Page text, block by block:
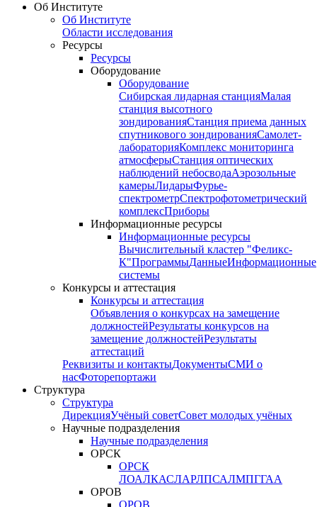
Об Институте
Об Институте
Области исследования
Ресурсы
Ресурсы
Оборудование
Оборудование
Сибирская лидарная станцияМалая
станция высотного
зондированияСтанция приема данных
спутникового зондированияСамолет-
лабораторияКомплекс мониторинга
атмосферыСтанция оптических
наблюдений небосводаАэрозольные
камерыЛидарыФурье-
спектрометрСпектрофотометрический
комплексПриборы
Информационные ресурсы
Информационные ресурсы
Вычислительный кластер "Феликс-
К"ПрограммыДанныеИнформационные
системы
Конкурсы и аттестация
Конкурсы и аттестация
Объявления о конкурсах на замещение
должностейРезультаты конкурсов на
замещение должностейРезультаты
аттестаций
Реквизиты и контактыДокументыСМИ о
насФоторепортажи
Структура
Структура
ДирекцияУчёный советСовет молодых учёных
Научные подразделения
Научные подразделения
ОРСК
ОРСК
ЛОАЛКАСЛАРЛПСАЛМПГГАА
ОРОВ
ОРОВ